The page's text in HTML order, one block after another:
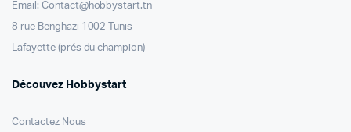
Email: Contact@hobbystart.tn
8 rue Benghazi 1002 Tunis
Lafayette (prés du champion)
Découvez Hobbystart
Contactez Nous